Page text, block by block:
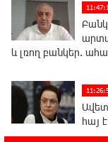
և լռող բանկեր.
հայ
իշխանությունների